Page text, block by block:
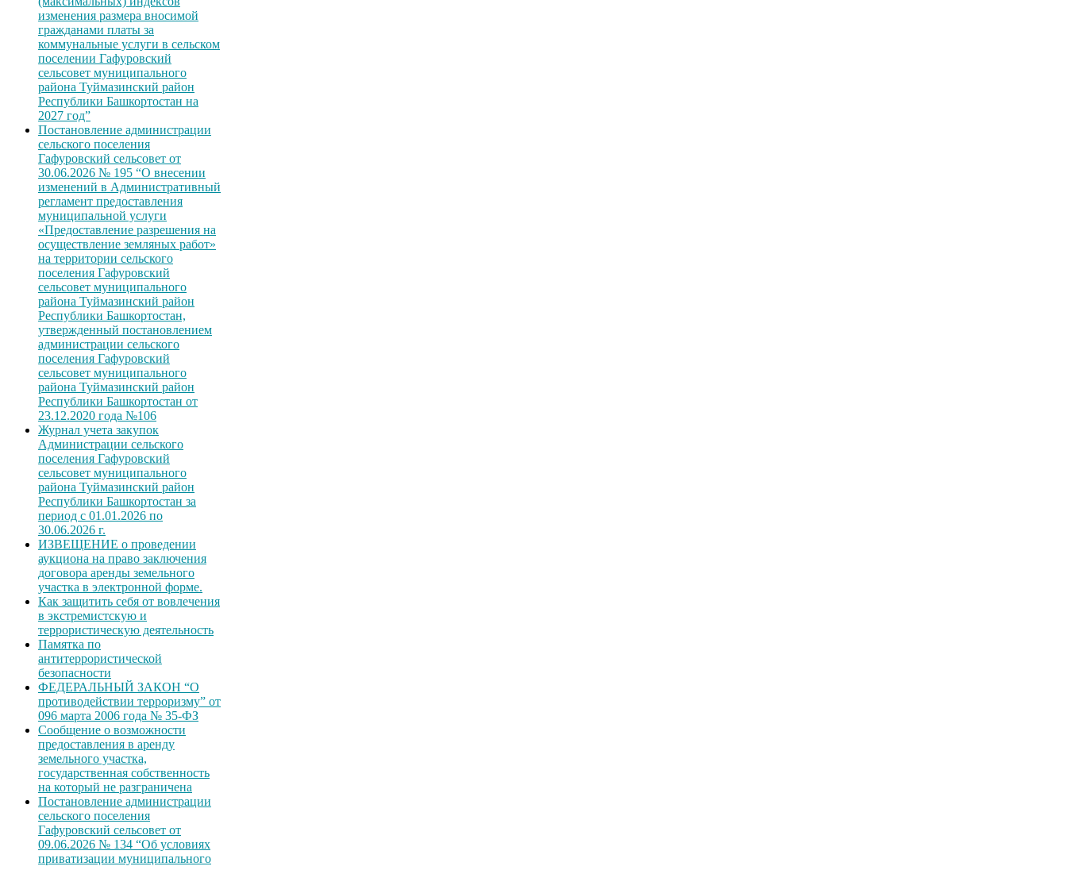
изменения размера вносимой
гражданами платы за
коммунальные услуги в сельском
поселении Гафуровский
сельсовет муниципального
района Туймазинский район
Республики Башкортостан на
2027 год”
Постановление администрации
сельского поселения
Гафуровский сельсовет от
30.06.2026 № 195 “О внесении
изменений в Административный
регламент предоставления
муниципальной услуги
«Предоставление разрешения на
осуществление земляных работ»
на территории сельского
поселения Гафуровский
сельсовет муниципального
района Туймазинский район
Республики Башкортостан,
утвержденный постановлением
администрации сельского
поселения Гафуровский
сельсовет муниципального
района Туймазинский район
Республики Башкортостан от
23.12.2020 года №106
Журнал учета закупок
Администрации сельского
поселения Гафуровский
сельсовет муниципального
района Туймазинский район
Республики Башкортостан за
период с 01.01.2026 по
30.06.2026 г.
ИЗВЕЩЕНИЕ о проведении
аукциона на право заключения
договора аренды земельного
участка в электронной форме.
Как защитить себя от вовлечения
в экстремистскую и
террористическую деятельность
Памятка по
антитеррористической
безопасности
ФЕДЕРАЛЬНЫЙ ЗАКОН “О
противодействии терроризму” от
096 марта 2006 года № 35-ФЗ
Сообщение о возможности
предоставления в аренду
земельного участка,
государственная собственность
на который не разграничена
Постановление администрации
сельского поселения
Гафуровский сельсовет от
09.06.2026 № 134 “Об условиях
приватизации муниципального